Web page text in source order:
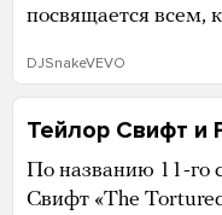
посвящается всем,
DJSnakeVEVO
Тейлор Свифт и
По названию 11-го
Свифт «The